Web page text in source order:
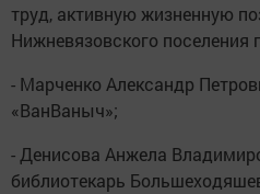
труд, активную жизненную
Нижневязовского поселения
- Марченко Александр
«ВанВаныч»;
- Денисова Анжела
библиотекарь